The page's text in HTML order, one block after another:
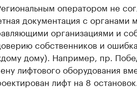
оператором не
документация с органами
организациями и
собственников и
дому). Например, пр.
лифтового оборудования
лифт на 8